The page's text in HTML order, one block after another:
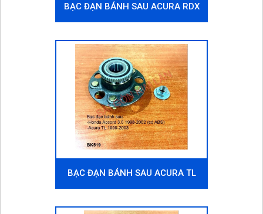
BẠC ĐẠN BÁNH SAU ACURA RDX
BẠC ĐẠN BÁNH SAU ACURA TL